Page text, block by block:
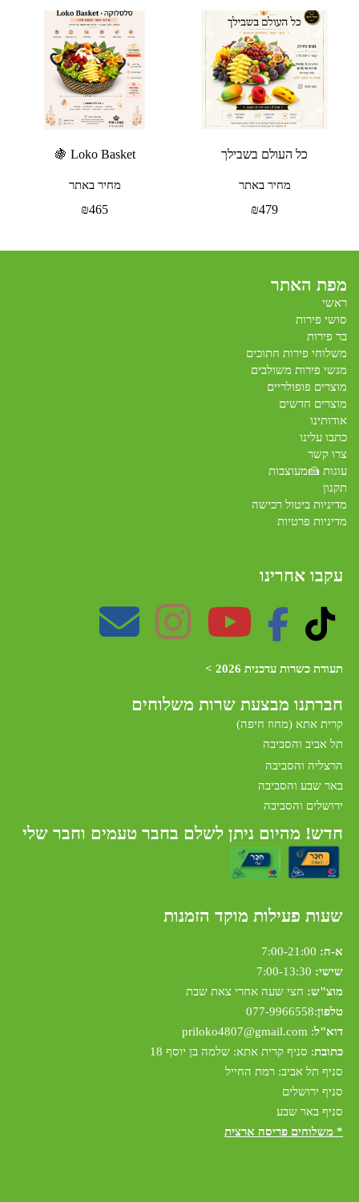
כל העולם בשבילך
מחיר באתר
₪479
Loko Basket 🍇
מחיר באתר
₪465
מפת האתר
ראשי
סושי פירות
בר פירות
משלוחי פירות חתוכים
מגשי פירות משולבים
מוצרים פופולריים
מוצרים חדשים
אודותינו
כתבו עלינו
צרו קשר
עוגות 🍰מעוצבות
תקנון
מדיניות ביטול רכישה
מדיניות פרטיות
עקבו אחרינו
תעודת כשרות עדכנית 2026 >
חברתנו מבצעת שרות משלוחים
קרית אתא (מחוז חיפה)
תל אביב והסביבה
הרצליה והסביבה
באר שבע והסביבה
ירושלים והסביבה
חדש! מהיום ניתן לשלם בחבר טעמים וחבר שלי
שעות פעילות מוקד הזמנות
א-ה:
שישי: 7:00-13:30
מוצ"ש: חצי שעה אחרי צאת שבת
טלפון:
077-9966558
דוא"ל:
priloko4807@gmail.com
כתובת: סניף קרית אתא: שלמה בן יוסף 18
סניף תל אביב: רמת החייל
סניף ירושלים
סניף באר שבע
* משלוחים פריסה ארצית